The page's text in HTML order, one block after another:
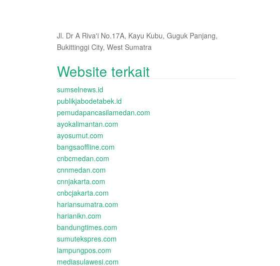
Jl. Dr A Riva'i No.17A, Kayu Kubu, Guguk Panjang,
Bukittinggi City, West Sumatra
Website terkait
sumselnews.id
publikjabodetabek.id
pemudapancasilamedan.com
ayokalimantan.com
ayosumut.com
bangsaoffline.com
cnbcmedan.com
cnnmedan.com
cnnjakarta.com
cnbcjakarta.com
hariansumatra.com
harianikn.com
bandungtimes.com
sumutekspres.com
lampungpos.com
mediasulawesi.com